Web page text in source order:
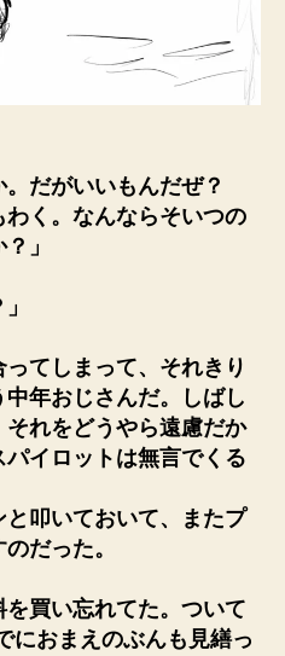
。だがいいもんだぜ？
く。なんならそいつの
」
てしまって、それきり
年おじさんだ。しばし
れをどうやら遠慮だか
イロットは無言でくる
叩いておいて、またプ
だった。
を買い忘れてた。ついて
おまえのぶんも見繕っ